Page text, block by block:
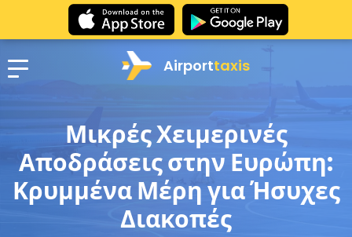
Airporttaxis
Μικρές Χειμερινές
Αποδράσεις στην Ευρώπη:
Κρυμμένα Μέρη για Ήσυχες
Διακοπές